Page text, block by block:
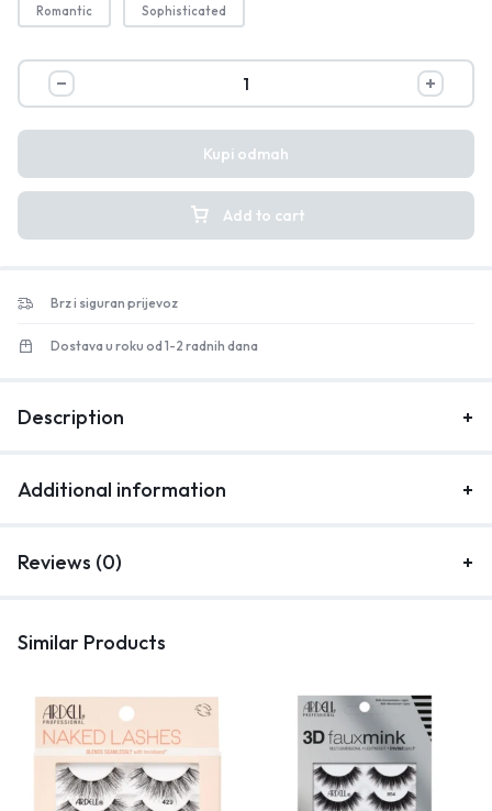
Romantic Sophisticated
Add to cart
Kupi odmah
Brz i siguran prijevoz
Dostava u roku od 1-2 radnih dana
Description
Additional information
Reviews (0)
Similar Products